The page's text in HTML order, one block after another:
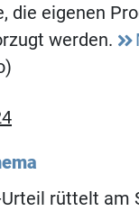
die eigenen
werden.
Urteil rüttelt am